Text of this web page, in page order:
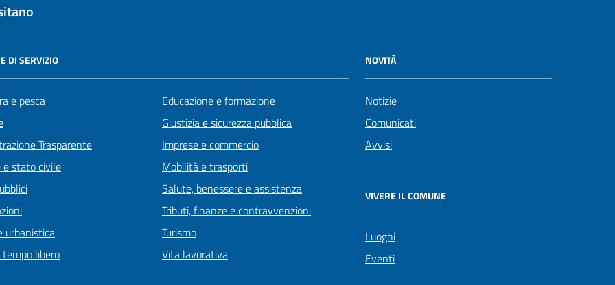
DI SERVIZIO
e pesca
Trasparente
e stato civile
urbanistica
libero
Educazione e formazione
Giustizia e sicurezza pubblica
Imprese e commercio
Mobilità e trasporti
Salute, benessere e assistenza
Tributi, finanze e contravvenzioni
Turismo
Vita lavorativa
NOVITÀ
Notizie
Comunicati
Avvisi
VIVERE IL COMUNE
Luoghi
Eventi